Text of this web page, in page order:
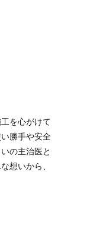
を心がけて
勝手や安全
の主治医と
想いから、